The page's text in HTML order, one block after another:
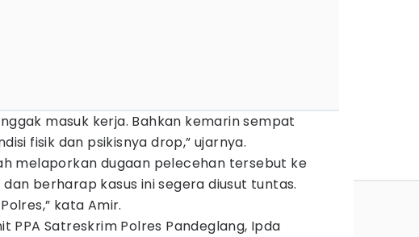
masuk kerja. Bahkan kemarin sempat
fisik dan psikisnya drop,” ujarnya.
melaporkan dugaan pelecehan tersebut ke
berharap kasus ini segera diusut tuntas.
kata Amir.
PPA Satreskrim Polres Pandeglang, Ipda